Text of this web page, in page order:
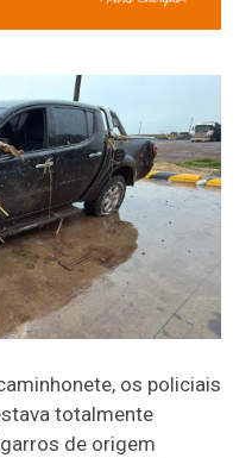
os policiais
totalmente
de origem